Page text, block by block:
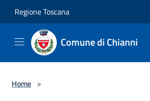
Regione Toscana
Comune di Chianni
Home >